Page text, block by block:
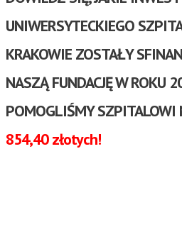
POMÓŻ NAM POMAGAĆ!
BLOG EDUKACYJNY
ZDROWIE I CHOROBA
ROZWÓJ
EDUKACJA I ZABAWA
WYCHOWANIE
ZDROWY TRYB ŻYCIA
PODARUJ 1,5% PODATKU
BLOG EDUKACYJNY
ZDROWIE I CHOROBA
EDUKACJA I ZABAWA
WYCHOWANIE
ZDROWY TRYB ŻYCIA
PODARUJ 1,5% PODATKU
UNIWERSYTECKIEGO
KRAKOWIE ZOSTAŁY
NASZĄ FUNDACJĘ W ROKU
POMOGLIŚMY SZPITALOWI
854,40 złotych!